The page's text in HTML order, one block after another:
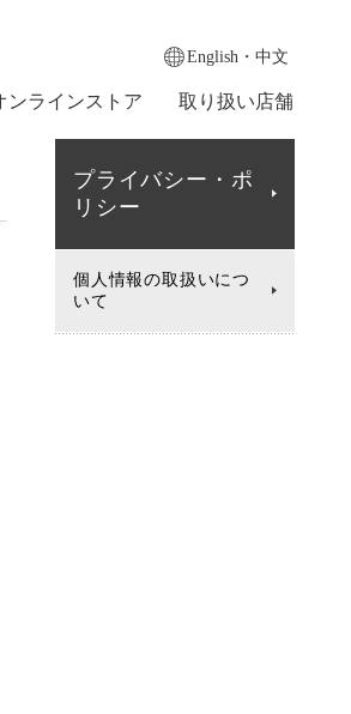
English・中文
ンラインストア 取り扱い店舗
プライバシー・ポ
リシー
個人情報の取扱いにつ
いて